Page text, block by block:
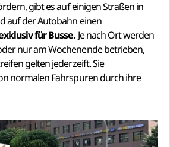
gibt es auf einigen Straßen in
auf der Autobahn einen
für Busse. Je nach Ort werden
nur am Wochenende betrieben,
gelten jederzeift. Sie
normalen Fahrspuren durch ihre